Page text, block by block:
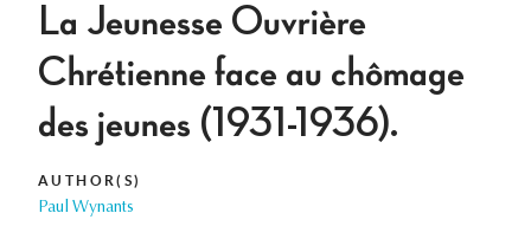
La Jeunesse Ouvrière
Chrétienne face au chômage
des jeunes (1931-1936).
AUTHOR(S)
Paul Wynants